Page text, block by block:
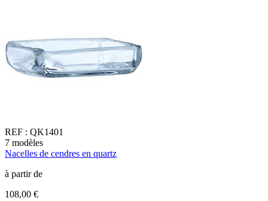
REF : QK1401
7 modèles
Nacelles de cendres en quartz
à partir de
108,00 €